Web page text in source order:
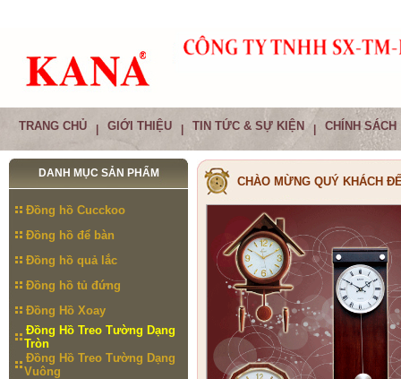
TRANG CHỦ GIỚI THIỆU TIN TỨC & SỰ KIỆN CHÍNH SÁCH
DANH MỤC SẢN PHẨM
Đồng hồ Cucckoo
Đồng hồ để bàn
Đồng hồ quả lắc
Đồng hồ tủ đứng
Đồng Hồ Xoay
Đồng Hồ Treo Tường Dạng
Tròn
Đồng Hồ Treo Tường Dạng
Vuông
CHÀO MỪNG QUÝ KHÁCH